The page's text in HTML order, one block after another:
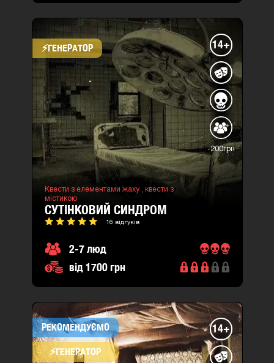
⚡​ГЕНЕРАТОР 14+
-200грн
Квести з елементами жаху , квести з
містикою
СУТІНКОВИЙ СИНДРОМ
16 відгуків
2-7 люд
від 1700 грн
РЕКОМЕНДУЄМО
⚡​ГЕНЕРАТОР
14+